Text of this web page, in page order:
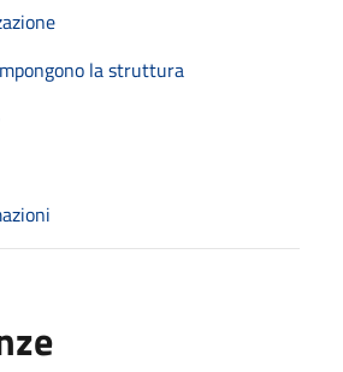
la struttura